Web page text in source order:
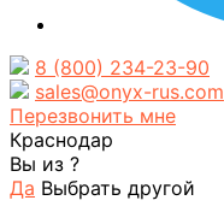
8 (800) 234-23-90
sales@onyx-rus.com
Перезвонить мне
Краснодар
Вы из ?
Да Выбрать другой